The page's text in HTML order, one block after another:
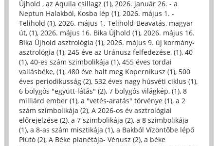
Újhold , az Aquila csillagz (1), 2026. január 26. - a
Neptun Halakból, Kosba lép (1), 2026. május 1. -
Telihold (1), 2026. május 1. Telihold-Beavatás, magyar
út, (1), 2026. május 16. Bika Újhold (1), 2026. május 16.
Bika Újhold asztrológia (1), 2026. május 9. új kormány-
asztrológia (1), 245 éve az Uránusz felfedezése, (1), 40
(1), 40-es szám szimbolikája (1), 455 éves tordai
vallásbéke, (1), 480 éve halt meg Kopernikusz (1), 500
éves periodikusság (2), 532 éves nagy húsvéti ciklus (1),
6 bolygós "együtt-látás" (2), 7 bolygós világkép, (1), 8
milliárd ember (1), a "vetés-aratás" törvénye (1), a 2
szám szimbolikája (2), A 2026-os év asztrológiai
előrejelzése (2), a 7 szimbolikája (2), a 8 szimbolikája
(1), a 8-as szám misztikája (1), a Bakból Vízöntőbe lépő
Plútó (2), A Béke planétája- Vénusz (2), a béke